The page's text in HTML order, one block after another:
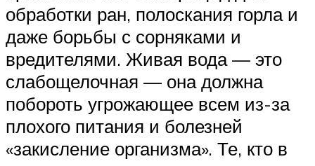
обработки ран, полоскания горла и
даже борьбы с сорняками и
вредителями. Живая вода — это
слабощелочная — она должна
побороть угрожающее всем из-за
плохого питания и болезней
«закисление организма». Те, кто в